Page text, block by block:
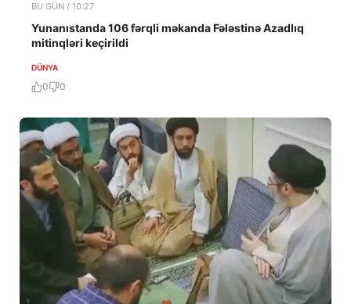
BU GÜN / 10:27
Yunanıstanda 106 fərqli məkanda Fələstinə Azadlıq
mitinqləri keçirildi
DÜNYA
0 0